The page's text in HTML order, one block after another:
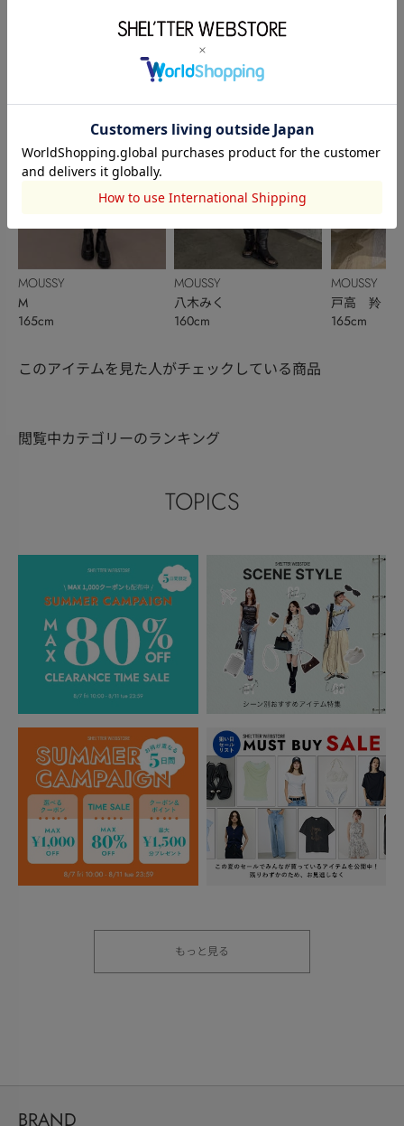
MOUSSY
M
165cm
上杉 月愛
166cm
MOUSSY
八木みく
160cm
MOUSSY
戸高 羚
165cm
このアイテムを見た人がチェックしている商品
閲覧中カテゴリーのランキング
TOPICS
もっと見る
BRAND